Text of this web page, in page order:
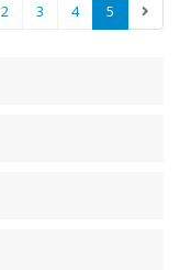
2 3 4 5